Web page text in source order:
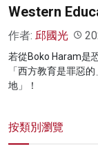
Western
作者: 邱國光
若從Boko Haram是
「西方教育是罪惡
地」！
按類別瀏覽